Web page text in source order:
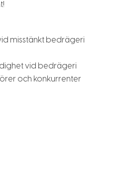
misstänkt bedrägeri
vid bedrägeri
och konkurrenter